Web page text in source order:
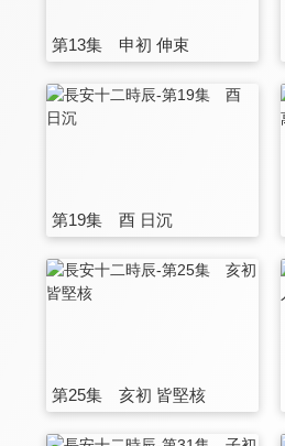
第13集 申初 伸束
第19集 酉 日沉
第25集 亥初 皆堅核